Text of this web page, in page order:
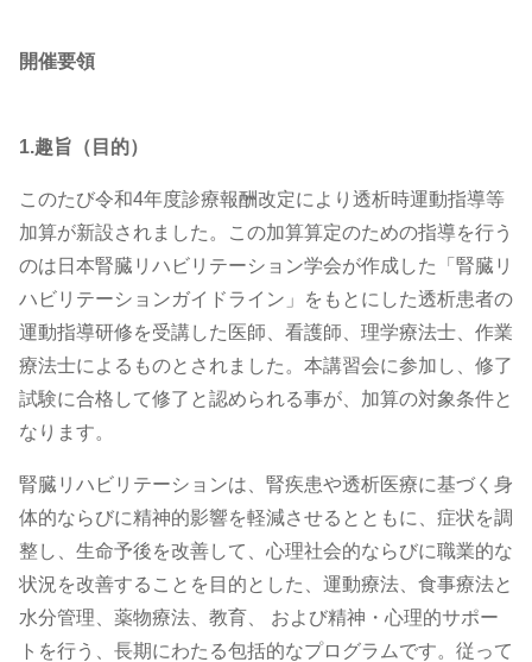
開催要領
1.趣旨（目的）
このたび令和4年度診療報酬改定により透析時運動指導等
加算が新設されました。この加算算定のための指導を行う
のは⽇本腎臓リハビリテーション学会が作成した「腎臓リ
ハビリテーションガイドライン」をもとにした透析患者の
運動指導研修を受講した医師、看護師、理学療法⼠、作業
療法⼠によるものとされました。本講習会に参加し、修了
試験に合格して修了と認められる事が、加算の対象条件と
なります。
腎臓リハビリテーションは、腎疾患や透析医療に基づく身
体的ならびに精神的影響を軽減させるとともに、症状を調
整し、生命予後を改善して、心理社会的ならびに職業的な
状況を改善することを目的とした、運動療法、食事療法と
水分管理、薬物療法、教育、 および精神・心理的サポー
トを行う、長期にわたる包括的なプログラムです。従って